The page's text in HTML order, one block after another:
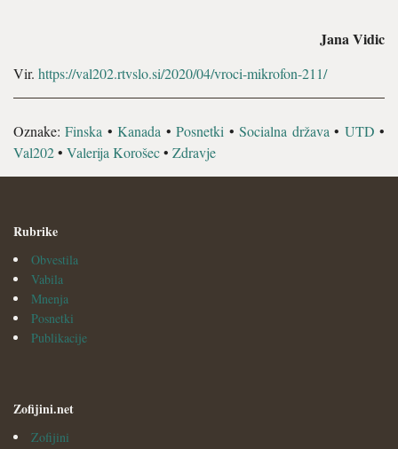
Jana Vidic
Vir. https://val202.rtvslo.si/2020/04/vroci-mikrofon-211/
Oznake:Finska •Kanada •Posnetki •Socialna država • UTD •
Val202• Valerija Korošec• Zdravje
Rubrike
Obvestila
Vabila
Mnenja
Posnetki
Publikacije
Zofijini.net
Zofijini